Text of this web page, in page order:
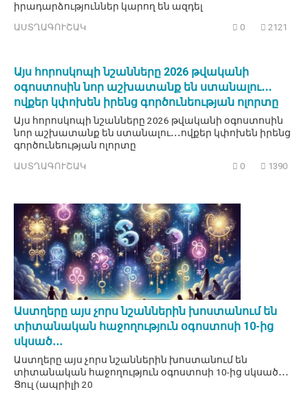
իրադարձություններ կարող են ազդել
ԱՍՏՂԱԳՈՒՇԱԿ 0 2121
Այս հորոսկոպի նշանները 2026 թվականի
օգոստոսին նոր աշխատանք են ստանալու․․․
ովքեր կփոխեն իրենց գործունեության ոլորտը
Այս հորոսկոպի նշանները 2026 թվականի օգոստոսին
նոր աշխատանք են ստանալու․․․ովքեր կփոխեն իրենց
գործունեության ոլորտը
ԱՍՏՂԱԳՈՒՇԱԿ 0 1390
Աստղերը այս չորս նշաններին խոստանում են
տիտանական հաջողություն օգոստոսի 10-ից
սկսած․․․
Աստղերը այս չորս նշաններին խոստանում են
տիտանական հաջողություն օգոստոսի 10-ից սկսած․․․
Ցուլ (ապրիլի 20